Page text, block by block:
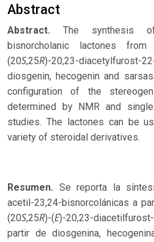
Abstract
Abstract. The synthesis
bisnorcholanic lactones
(20S,25R)-20,23-
diosgenin, hecogenin and
configuration of the
determined by NMR and
studies. The lactones can be
variety of steroidal derivatives.
Resumen. Se reporta la
acetil-23,24-bisnorcolánicas a
(20S,25R)-(E)-20,23-
partir de diosgenina,